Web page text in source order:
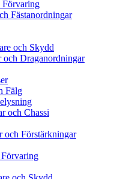
Fästanordningar
och Skydd
Draganordningar
Fälg
och Chassi
och Förstärkningar